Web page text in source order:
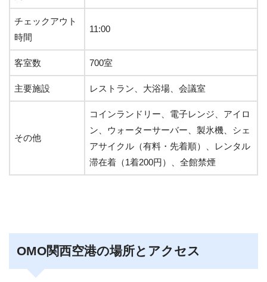
チェックアウト
時間
11:00
客室数 700室
主要施設 レストラン、大浴場、会議室
その他
コインランドリー、電子レンジ、アイロ
ン、ウォーターサーバー、製氷機、シェ
アサイクル（有料・先着順）、レンタル
滞在着（1着200円）、全館禁煙
OMO関西空港の場所とアクセス